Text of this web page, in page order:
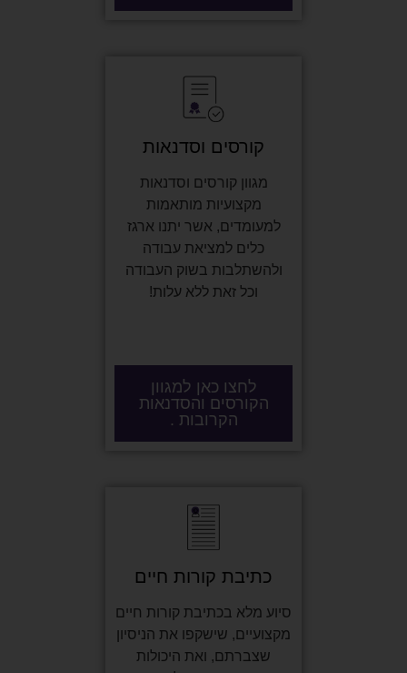
קורסים וסדנאות
מגוון קורסים וסדנאות
מקצועיות מותאמות
למעומדים, אשר יתנו ארגז
כלים למציאת עבודה
ולהשתלבות בשוק העבודה
וכל זאת ללא עלות!
לחצו כאן למגוון
הקורסים והסדנאות
הקרובות .
כתיבת קורות חיים
סיוע מלא בכתיבת קורות חיים
מקצועיים, שישקפו את הניסיון
שצברתם, ואת היכולות